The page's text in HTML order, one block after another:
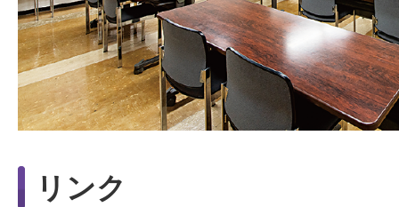
リンク